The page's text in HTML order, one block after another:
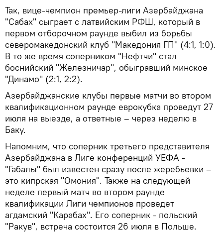
Так, вице-чемпион премьер-лиги Азербайджана
"Сабах" сыграет с латвийским РФШ, который в
первом отборочном раунде выбил из борьбы
северомакедонский клуб "Македония ГП" (4:1, 1:0).
В то же время соперником "Нефтчи" стал
боснийский "Железничар", обыгравший минское
"Динамо" (2:1, 2:2).
Азербайджанские клубы первые матчи во втором
квалификационном раунде еврокубка проведут 27
июля на выезде, а ответные – через неделю в
Баку.
Напомним, что соперник третьего представителя
Азербайджана в Лиге конференций УЕФА -
"Габалы" был известен сразу после жеребьевки –
это кипрская "Омония". Также на следующей
неделе первый матч во втором раунде
квалификации Лиги чемпионов проведет
агдамский "Карабах". Его соперник - польский
"Ракув", встреча состоится 26 июля в Польше.